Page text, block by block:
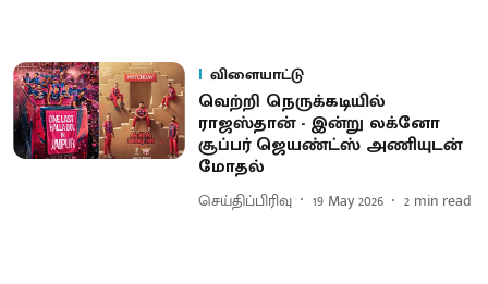
விளையாட்டு
வெற்றி நெருக்கடியில்
ராஜஸ்தான் - இன்று லக்னோ
சூப்பர் ஜெயண்ட்ஸ் அணியுடன்
மோதல்
செய்திப்பிரிவு 19 May 2026 2 min read